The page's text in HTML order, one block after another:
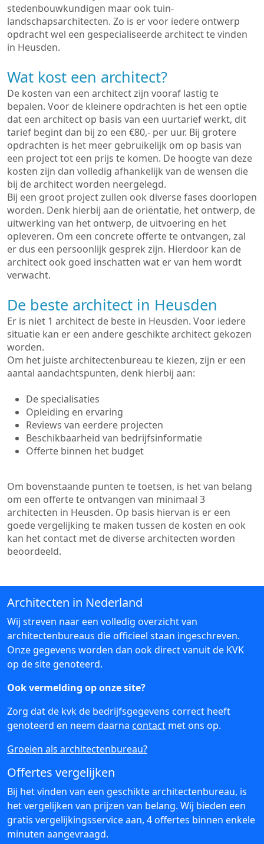
stedenbouwkundigen maar ook tuin-
landschapsarchitecten. Zo is er voor iedere ontwerp
opdracht wel een gespecialiseerde architect te vinden
in Heusden.
Wat kost een architect?
De kosten van een architect zijn vooraf lastig te
bepalen. Voor de kleinere opdrachten is het een optie
dat een architect op basis van een uurtarief werkt, dit
tarief begint dan bij zo een €80,- per uur. Bij grotere
opdrachten is het meer gebruikelijk om op basis van
een project tot een prijs te komen. De hoogte van deze
kosten zijn dan volledig afhankelijk van de wensen die
bij de architect worden neergelegd.
Bij een groot project zullen ook diverse fases doorlopen
worden. Denk hierbij aan de oriëntatie, het ontwerp, de
uitwerking van het ontwerp, de uitvoering en het
opleveren. Om een concrete offerte te ontvangen, zal
er dus een persoonlijk gesprek zijn. Hierdoor kan de
architect ook goed inschatten wat er van hem wordt
verwacht.
De beste architect in Heusden
Er is niet 1 architect de beste in Heusden. Voor iedere
situatie kan er een andere geschikte architect gekozen
worden.
Om het juiste architectenbureau te kiezen, zijn er een
aantal aandachtspunten, denk hierbij aan:
De specialisaties
Opleiding en ervaring
Reviews van eerdere projecten
Beschikbaarheid van bedrijfsinformatie
Offerte binnen het budget
Om bovenstaande punten te toetsen, is het van belang
om een offerte te ontvangen van minimaal 3
architecten in Heusden. Op basis hiervan is er een
goede vergelijking te maken tussen de kosten en ook
kan het contact met de diverse architecten worden
beoordeeld.
Architecten in Nederland
Wij streven naar een volledig overzicht van
architectenbureaus die officieel staan ingeschreven.
Onze gegevens worden dan ook direct vanuit de KVK
op de site genoteerd.
Ook vermelding op onze site?
Zorg dat de kvk de bedrijfsgegevens correct heeft
genoteerd en neem daarna contact met ons op.
Groeien als architectenbureau?
Offertes vergelijken
Bij het vinden van een geschikte architectenbureau, is
het vergelijken van prijzen van belang. Wij bieden een
gratis vergelijkingsservice aan, 4 offertes binnen enkele
minuten aangevraagd.